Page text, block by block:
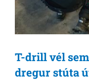
T-drill vél
dregur stúta